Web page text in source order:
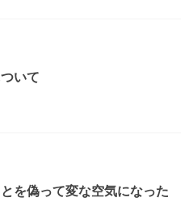
いて
を偽って変な空気になった